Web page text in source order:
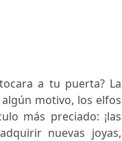
a tu puerta? La
motivo, los elfos
más preciado: ¡las
nuevas joyas,